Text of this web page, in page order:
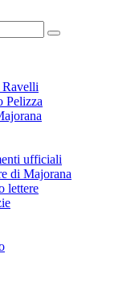
Pelizza
ufficiali
di Majorana
lettere